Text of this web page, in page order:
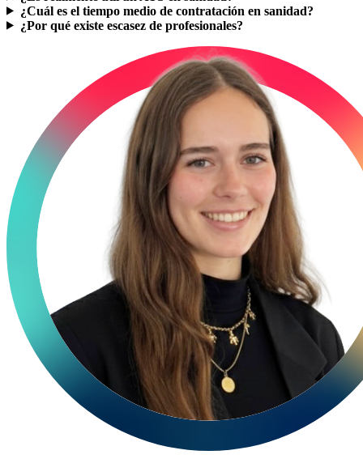
¿Cuál es el tiempo medio de contratación en sanidad?
¿Por qué existe escasez de profesionales?